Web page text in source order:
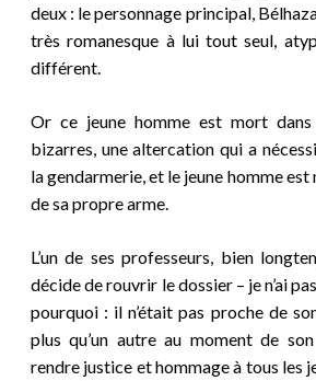
deux : le personnage principal,
très romanesque à lui tout seul,
différent.
Or ce jeune homme est mort dans
bizarres, une altercation qui a
la gendarmerie, et le jeune homme
de sa propre arme.
L’un de ses professeurs, bien
décide de rouvrir le dossier – je n’ai
pourquoi : il n’était pas proche de
plus qu’un autre au moment de
rendre justice et hommage à tous les